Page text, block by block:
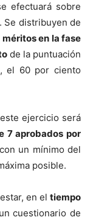
efectuará sobre
Se distribuyen de
méritos en la fase
de la puntuación
el 60 por ciento
ejercicio será
7 aprobados por
con un mínimo del
posible.
en el tiempo
cuestionario de